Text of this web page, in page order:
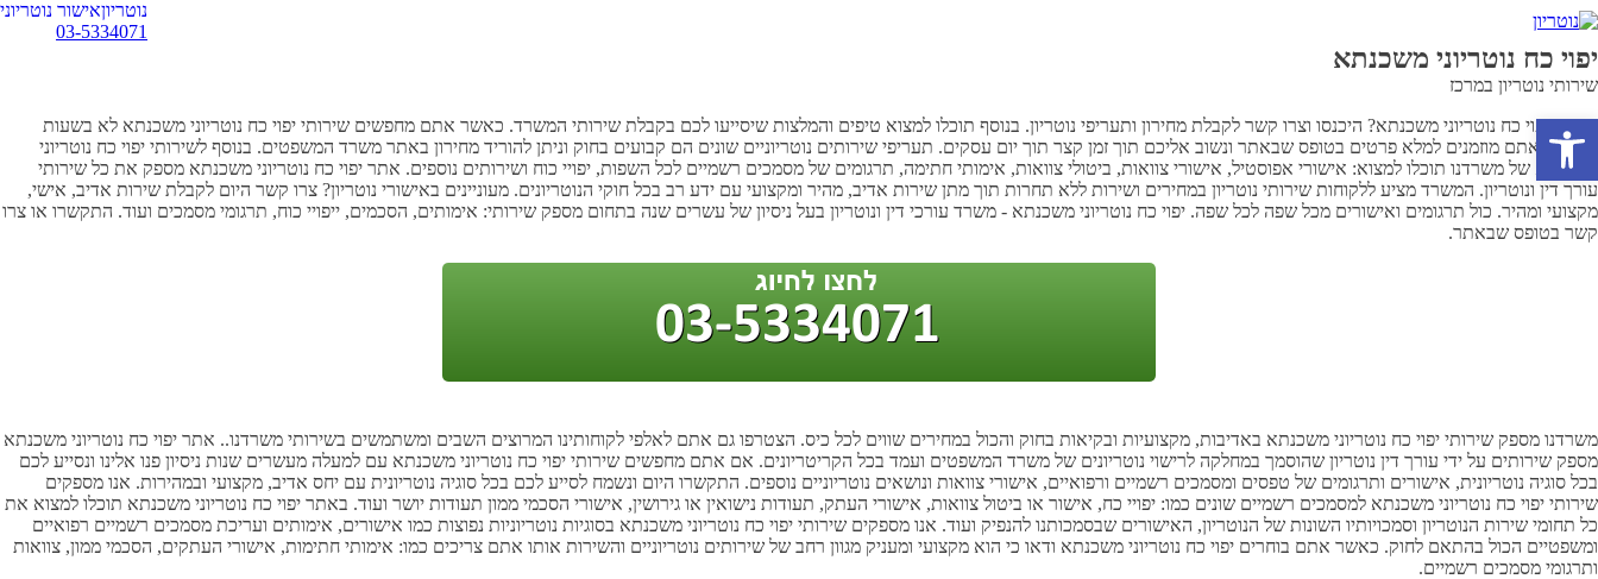
נוטריוןאישור נוטריוני
03-5334071
יפוי כח נוטריוני משכנתא
שירותי נוטריון במרכז
מחפש יפוי כח נוטריוני משכנתא? היכנסו וצרו קשר לקבלת מחירון ותעריפי נוטריון. בנוסף תוכלו למצוא טיפים והמלצות שיסייעו לכם בקבלת שירותי המשרד. כאשר אתם מחפשים שירותי יפוי כח נוטריוני משכנתא לא בשעות
המשרד אתם מוזמנים למלא פרטים בטופס שבאתר ונשוב אליכם תוך זמן קצר תוך יום עסקים. תעריפי שירותים נוטריוניים שונים הם קבועים בחוק וניתן להוריד מחירון באתר משרד המשפטים. בנוסף לשירותי יפוי כח נוטריוני
משכנתא של משרדנו תוכלו למצוא: אישורי אפוסטיל, אישורי צוואות, ביטולי צוואות, אימותי חתימה, תרגומים של מסמכים רשמיים לכל השפות, יפויי כוח ושירותים נוספים. אתר יפוי כח נוטריוני משכנתא מספק את כל שירותי
עורך דין ונוטריון. המשרד מציע ללקוחות שירותי נוטריון במחירים ושירות ללא תחרות תוך מתן שירות אדיב, מהיר ומקצועי עם ידע רב בכל חוקי הנוטריונים. מעוניינים באישורי נוטריון? צרו קשר היום לקבלת שירות אדיב, אישי,
מקצועי ומהיר. כול תרגומים ואישורים מכל שפה לכל שפה. יפוי כח נוטריוני משכנתא - משרד עורכי דין ונוטריון בעל ניסיון של עשרים שנה בתחום מספק שירותי: אימותים, הסכמים, ייפויי כוח, תרגומי מסמכים ועוד. התקשרו או צרו
קשר בטופס שבאתר.
משרדנו מספק שירותי יפוי כח נוטריוני משכנתא באדיבות, מקצועיות ובקיאות בחוק והכול במחירים שווים לכל כיס. הצטרפו גם אתם לאלפי לקוחותינו המרוצים השבים ומשתמשים בשירותי משרדנו.. אתר יפוי כח נוטריוני משכנתא
מספק שירותים על ידי עורך דין נוטריון שהוסמך במחלקה לרישוי נוטריונים של משרד המשפטים ועמד בכל הקריטריונים. אם אתם מחפשים שירותי יפוי כח נוטריוני משכנתא עם למעלה מעשרים שנות ניסיון פנו אלינו ונסייע לכם
בכל סוגיה נוטריונית, אישורים ותרגומים של טפסים ומסמכים רשמיים ורפואיים, אישורי צוואות ונושאים נוטריוניים נוספים. התקשרו היום ונשמח לסייע לכם בכל סוגיה נוטריונית עם יחס אדיב, מקצועי ובמהירות. אנו מספקים
שירותי יפוי כח נוטריוני משכנתא למסמכים רשמיים שונים כמו: יפויי כח, אישור או ביטול צוואות, אישורי העתק, תעודות נישואין או גירושין, אישורי הסכמי ממון תעודות יושר ועוד. באתר יפוי כח נוטריוני משכנתא תוכלו למצוא את
כל תחומי שירות הנוטריון וסמכויותיו השונות של הנוטריון, האישורים שבסמכותנו להנפיק ועוד. אנו מספקים שירותי יפוי כח נוטריוני משכנתא בסוגיות נוטריוניות נפוצות כמו אישורים, אימותים ועריכת מסמכים רשמיים רפואיים
ומשפטיים הכול בהתאם לחוק. כאשר אתם בוחרים יפוי כח נוטריוני משכנתא ודאו כי הוא מקצועי ומעניק מגוון רחב של שירותים נוטריוניים והשירות אותו אתם צריכים כמו: אימותי חתימות, אישורי העתקים, הסכמי ממון, צוואות
ותרגומי מסמכים רשמיים.
פתח סרגל נגישות